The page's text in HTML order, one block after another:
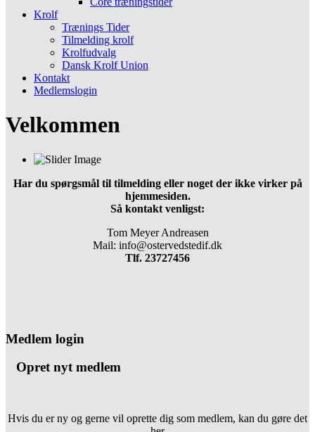
Krolf
Trænings Tider
Tilmelding krolf
Krolfudvalg
Dansk Krolf Union
Kontakt
Medlemslogin
Velkommen
Har du spørgsmål til tilmelding eller noget der ikke virker på
hjemmesiden.
Så kontakt venligst:
TomMeyer Andreasen
Mail: info@ostervedstedif.dk
Tlf. 23727456
Medlem login
Opret nyt medlem
Hvis du er ny og gerne vil oprette dig som medlem, kan du gøre det